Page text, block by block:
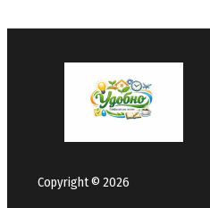
Copyright © 2026